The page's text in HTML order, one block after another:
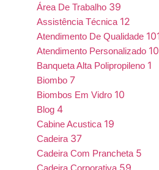
Área De Trabalho 39
Assistência Técnica 12
Atendimento De Qualidade
Atendimento Personalizado
Banqueta Alta Polipropileno 1
Biombo 7
Biombos Em Vidro 10
Blog 4
Cabine Acustica 19
Cadeira 37
Cadeira Com Prancheta 5
Cadeira Corporativa 59